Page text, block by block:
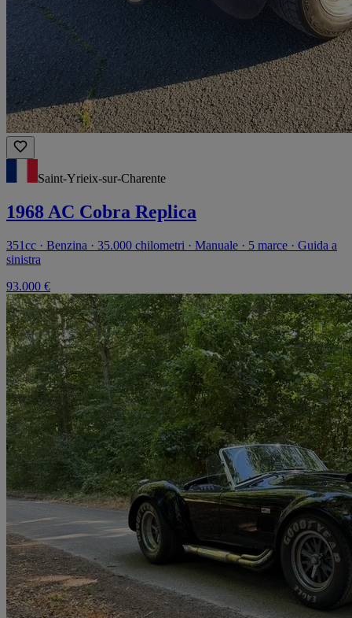
Saint-Yrieix-sur-Charente
1968 AC Cobra Replica
351cc · Benzina · 35.000 chilometri · Manuale · 5 marce · Guida a
sinistra
93.000 €